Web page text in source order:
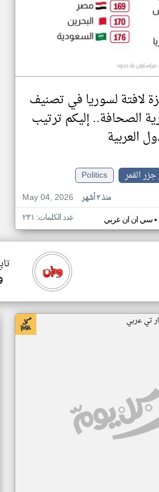
لافتة لسوريا في تصنيف
الصحافة.. إليكم ترتيب
العربية
جزر القمر
Politics
May 04, 2026
منذ ٣ أشهر
سي ان ان عربي• عدد الكلمات: ٢٣١
تي عربي